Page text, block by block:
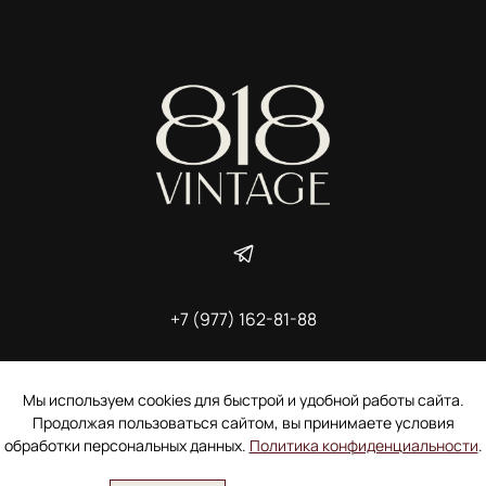
+7 (977) 162-81-88
Пользовательское соглашение
Электронное согласие покупателя на рассылку
Согласие на обработку персональных данных
Мы используем cookies для быстрой и удобной работы сайта.
Продолжая пользоваться сайтом, вы принимаете условия
обработки персональных данных. Политика конфиденциальности.